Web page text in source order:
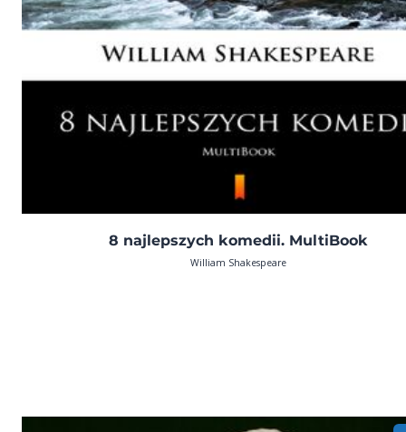
8 najlepszych komedii. MultiBook
William Shakespeare